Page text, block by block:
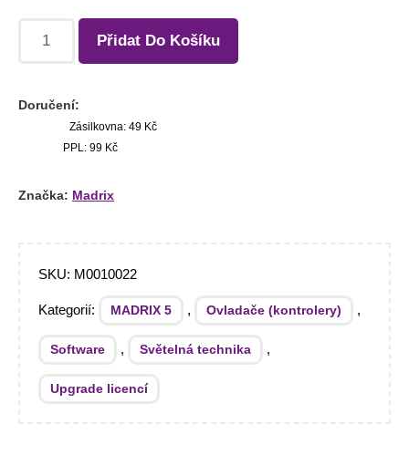
Přidat Do Košíku
Doručení:
Zásilkovna: 49 Kč
PPL: 99 Kč
Značka: Madrix
SKU: M0010022
Kategorií: MADRIX 5 , Ovladače (kontrolery) ,
Software , Světelná technika ,
Upgrade licencí